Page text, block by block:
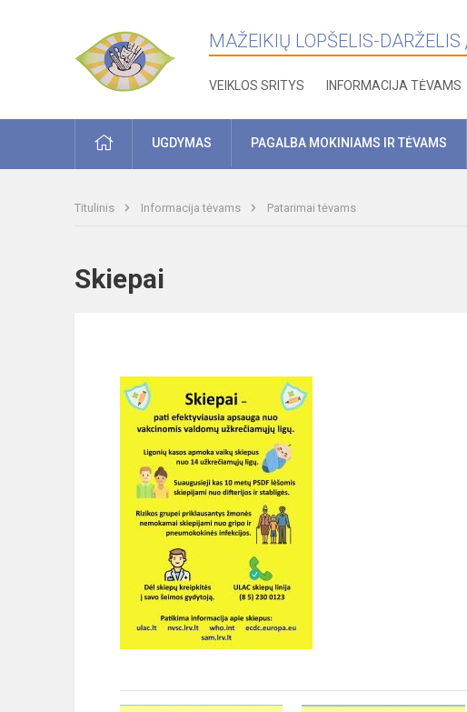
MAŽEIKIŲ LOPŠELIS-DARŽELIS
VEIKLOS SRITYS INFORMACIJA TĖVAMS
PRADŽIAUGDYMAS PAGALBA MOKINIAMS IR TĖVAMS
Titulinis Informacija tėvams Patarimai tėvams
Skiepai